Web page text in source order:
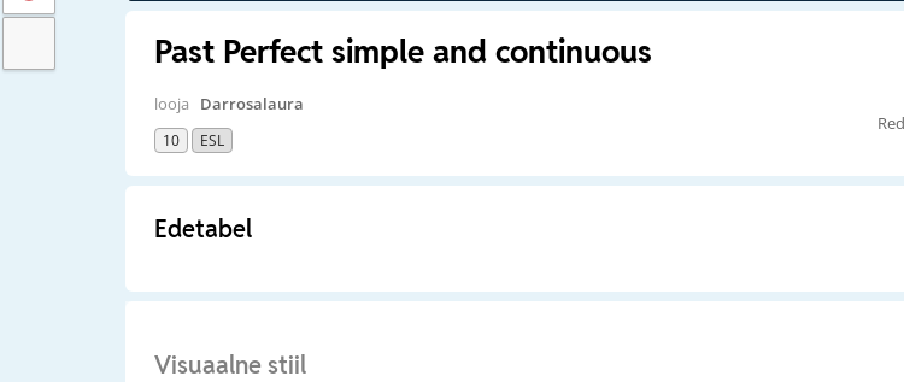
Past Perfect simple and continuous
looja Darrosalaura
10 ESL
Edetabel
Visuaalne stiil